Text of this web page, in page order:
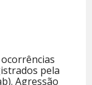
pela
Agressão